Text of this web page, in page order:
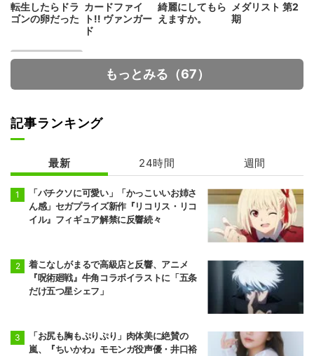
転生したらドラ
ゴンの卵だった
カードファイ
ト!! ヴァンガー
ド
綺麗にしてもら
えますか。
メダリスト 第2
期
拷問バイトくん
の日常
もっとみる（67）
記事ランキング
最新 24時間 週間
「バチクソに可愛い」「かっこいいお姉さ
ん感」セガプライズ新作『リコリス・リコ
イル』フィギュア解禁に反響続々
着こなしがまるで高級店と反響、アニメ
『呪術廻戦』牛角コラボイラストに「五条
だけ五つ星シェフ」
「お尻も胸もぷりぷり」肉体美に絶賛の
嵐、『ちいかわ』モモンガ役声優・井口裕